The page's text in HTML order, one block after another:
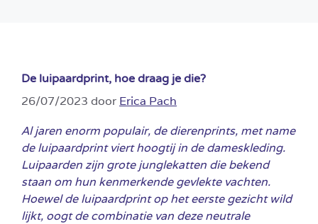
De luipaardprint, hoe draag je die?
26/07/2023 door Erica Pach
Al jaren enorm populair, de dierenprints, met name
de luipaardprint viert hoogtij in de dameskleding.
Luipaarden zijn grote junglekatten die bekend
staan om hun kenmerkende gevlekte vachten.
Hoewel de luipaardprint op het eerste gezicht wild
lijkt, oogt de combinatie van deze neutrale